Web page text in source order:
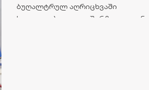
ბუღალტრულ აღრიცხვაში
სავალდებულო და შერჩევითი